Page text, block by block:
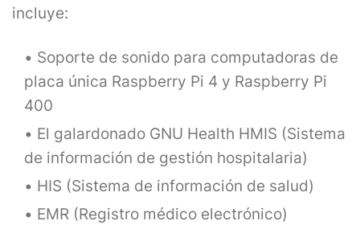
incluye:
Soporte de sonido para computadoras de
placa única Raspberry Pi 4 y Raspberry Pi
400
El galardonado GNU Health HMIS (Sistema
de información de gestión hospitalaria)
HIS (Sistema de información de salud)
EMR (Registro médico electrónico)